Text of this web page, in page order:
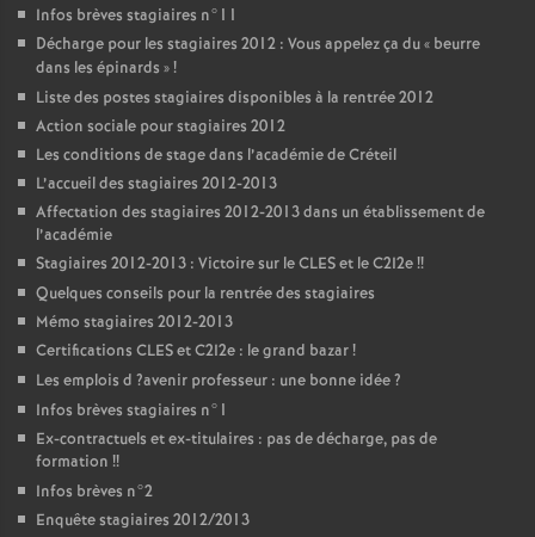
Infos brèves stagiaires n°11
Décharge pour les stagiaires 2012 : Vous appelez ça du « beurre
dans les épinards »!
Liste des postes stagiaires disponibles à la rentrée 2012
Action sociale pour stagiaires 2012
Les conditions de stage dans l’académie de Créteil
L’accueil des stagiaires 2012-2013
Affectation des stagiaires 2012-2013 dans un établissement de
l’académie
Stagiaires 2012-2013 : Victoire sur leCLESet le C2I2e!!
Quelques conseils pour la rentrée des stagiaires
Mémo stagiaires 2012-2013
Certifications CLESet C2I2e : le grand bazar!
Les emplois d ?avenir professeur : une bonne idée?
Infos brèves stagiaires n°1
Ex-contractuels et ex-titulaires : pas de décharge, pas de
formation !!
Infos brèves n°2
Enquête stagiaires 2012/2013